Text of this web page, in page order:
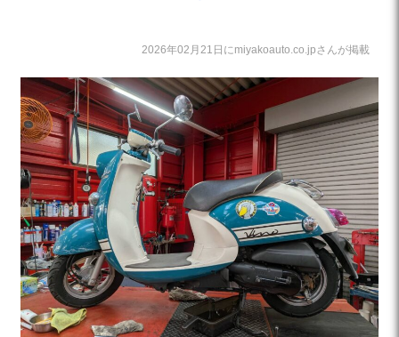
2026年02月21日にmiyakoauto.co.jpさんが掲載